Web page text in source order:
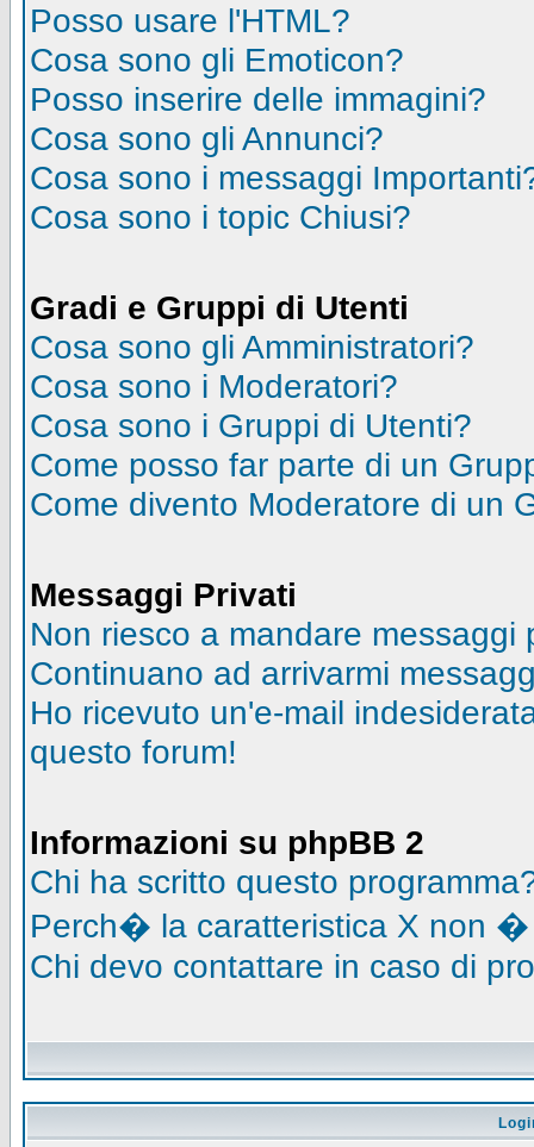
Posso usare l'HTML?
Cosa sono gli Emoticon?
Posso inserire delle immagini?
Cosa sono gli Annunci?
Cosa sono i messaggi
Cosa sono i topic Chiusi?
Gradi e Gruppi di Utenti
Cosa sono gli Amministratori?
Cosa sono i Moderatori?
Cosa sono i Gruppi di Utenti?
Come posso far parte di un
Come divento Moderatore di un
Messaggi Privati
Non riesco a mandare messaggi
Continuano ad arrivarmi
Ho ricevuto un'e-mail
questo forum!
Informazioni su phpBB 2
Chi ha scritto questo
Perch� la caratteristica X non �
Chi devo contattare in caso di